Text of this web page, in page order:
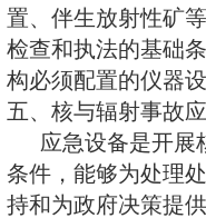
定运行，对
测与监察业
监测与监察
自动监测系
见表2。